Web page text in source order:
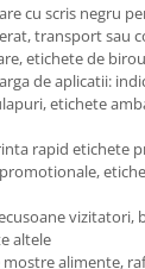
cu scris negru
transport sau
etichete de
de aplicatii:
etichete
rapid etichete
vizitatori,
altele
mostre alimente,